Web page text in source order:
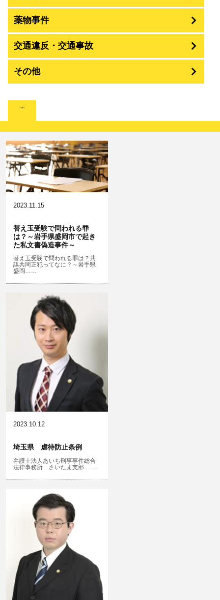
逮捕・監禁
略取・誘拐・人身売買
業務妨害
公務執行妨害
盗撮・のぞき
強姦・準強姦
淫行・援助交際
公然わいせつ，わいせつ物頒布，淫
児童ポルノ・リベンジポルノ
恐喝
横領 背任
薬物事件
覚せい剤
麻薬及び向精神薬
危険ドラッグ
交通違反・交通事故
無免許運転
危険運転行為等
その他
放火・失火
犯罪収益移転防止法違反
ストーカー事件
知財財産と刑事事件…動画の違法ダ
ウンロード・視聴、無断転載等
ネット犯罪
銃刀法違反
風営法・風適法違反
文書偽造・偽造文書行使
不正競争防止法
住居侵入等
名誉棄損・侮辱
コラム
2023.11.15
替え玉受験で問われる罪
は？～岩手県盛岡市で起き
た私文書偽造事件～
替え玉受験で問われる罪は？共
謀共同正犯ってなに？～岩手県
盛岡……
2023.10.12
埼玉県 虐待防止条例
弁護士法人あいち刑事事件総合
法律事務所 さいたま支部 ……